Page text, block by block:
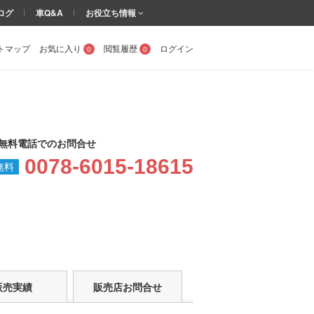
料電話でのお問合せ
0078-6015-18615
マップ お気に入り 0 閲覧履歴 0 ログイン
グ 車Q&A お役立ち情報
売実績 販売店お問合せ